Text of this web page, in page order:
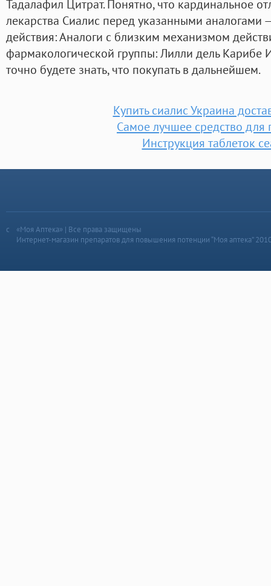
Тадалафил Цитрат. Понятно, что кардинальное
лекарства Сиалис перед указанными аналогами
действия: Аналоги с близким механизмом
фармакологической группы: Лилли дель
точно будете знать, что покупать в дальнейшем.
Купить сиалис Украина
Самое лучшее средство для
Инструкция таблеток
«Моя Аптека» | Все права защищены
Интернет-магазин препаратов для повышения потенции “Моя аптека”